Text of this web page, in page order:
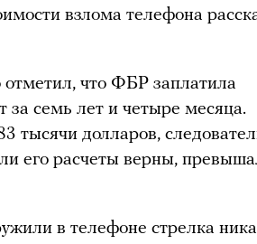
взлома телефона
отметил, что ФБР заплатила
за семь лет и четыре месяца.
тысячи долларов,
его расчеты верны,
в телефоне стрелка